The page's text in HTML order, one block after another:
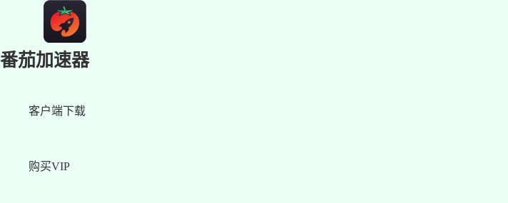
番茄加速器
客户端下载
购买VIP